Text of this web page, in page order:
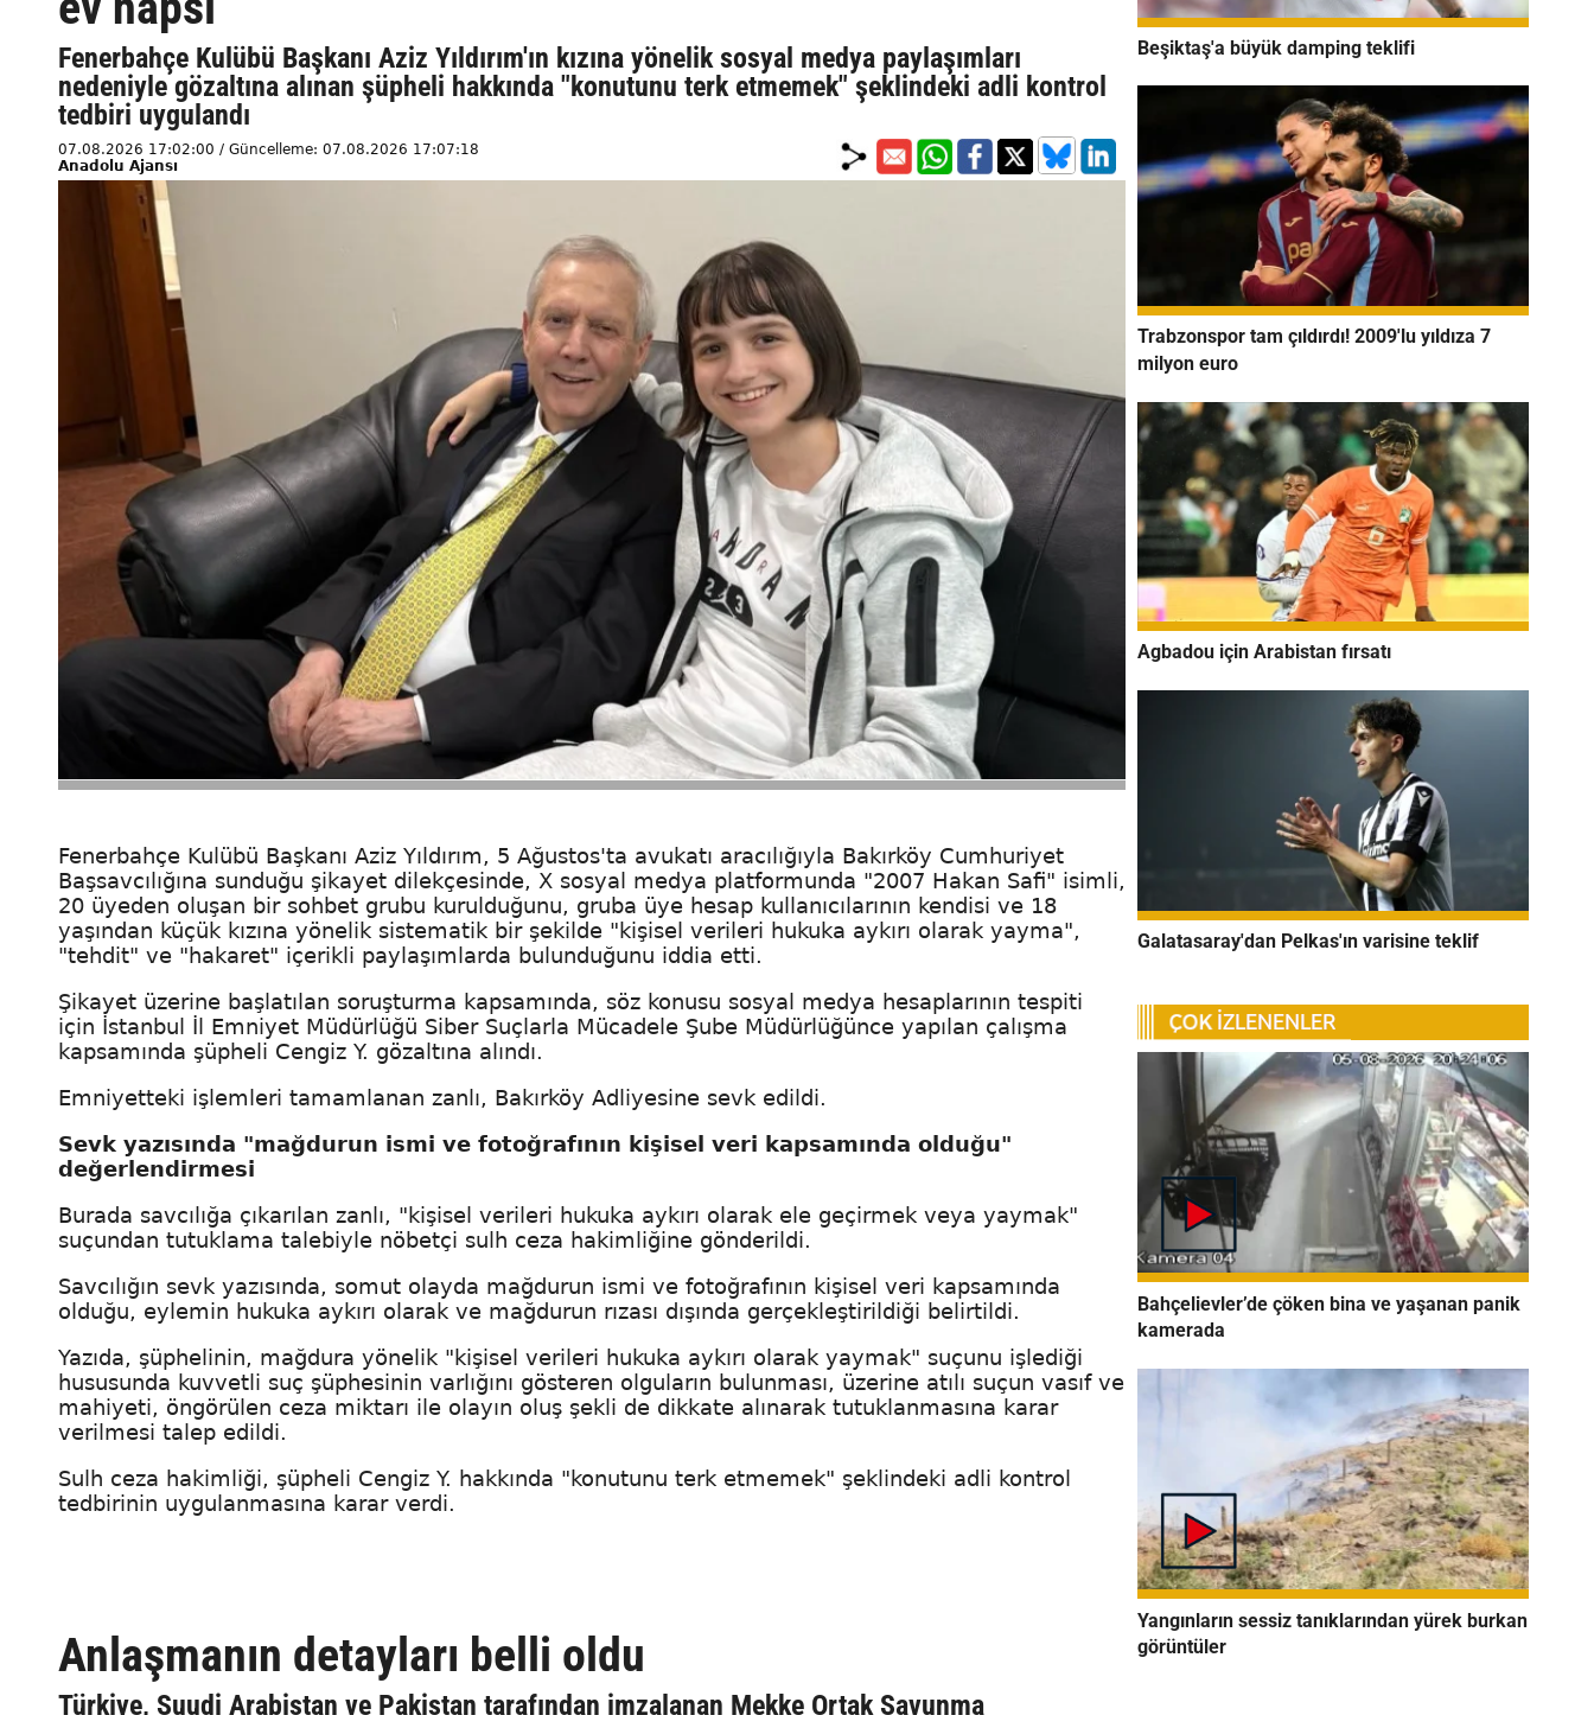
Fenerbahçe Kulübü Başkanı Aziz Yıldırım'ın kızına yönelik sosyal medya paylaşımları
nedeniyle gözaltına alınan şüpheli hakkında "konutunu terk etmemek" şeklindeki adli kontrol
tedbiri uygulandı
07.08.2026 17:02:00 / Güncelleme: 07.08.2026 17:07:18
Anadolu Ajansı
Fenerbahçe Kulübü Başkanı Aziz Yıldırım, 5 Ağustos'ta avukatı aracılığıyla Bakırköy Cumhuriyet
Başsavcılığına sunduğu şikayet dilekçesinde, X sosyal medya platformunda "2007 Hakan Safi" isimli,
20 üyeden oluşan bir sohbet grubu kurulduğunu, gruba üye hesap kullanıcılarının kendisi ve 18
yaşından küçük kızına yönelik sistematik bir şekilde "kişisel verileri hukuka aykırı olarak yayma",
"tehdit" ve "hakaret" içerikli paylaşımlarda bulunduğunu iddia etti.
Şikayet üzerine başlatılan soruşturma kapsamında, söz konusu sosyal medya hesaplarının tespiti
için İstanbul İl Emniyet Müdürlüğü Siber Suçlarla Mücadele Şube Müdürlüğünce yapılan çalışma
kapsamında şüpheli Cengiz Y. gözaltına alındı.
Emniyetteki işlemleri tamamlanan zanlı, Bakırköy Adliyesine sevk edildi.
Sevk yazısında "mağdurun ismi ve fotoğrafının kişisel veri kapsamında olduğu"
değerlendirmesi
Burada savcılığa çıkarılan zanlı, "kişisel verileri hukuka aykırı olarak ele geçirmek veya yaymak"
suçundan tutuklama talebiyle nöbetçi sulh ceza hakimliğine gönderildi.
Savcılığın sevk yazısında, somut olayda mağdurun ismi ve fotoğrafının kişisel veri kapsamında
olduğu, eylemin hukuka aykırı olarak ve mağdurun rızası dışında gerçekleştirildiği belirtildi.
Yazıda, şüphelinin, mağdura yönelik "kişisel verileri hukuka aykırı olarak yaymak" suçunu işlediği
hususunda kuvvetli suç şüphesinin varlığını gösteren olguların bulunması, üzerine atılı suçun vasıf ve
mahiyeti, öngörülen ceza miktarı ile olayın oluş şekli de dikkate alınarak tutuklanmasına karar
verilmesi talep edildi.
Sulh ceza hakimliği, şüpheli Cengiz Y. hakkında "konutunu terk etmemek" şeklindeki adli kontrol
tedbirinin uygulanmasına karar verdi.
Anlaşmanın detayları belli oldu
Türkiye, Suudi Arabistan ve Pakistan tarafından imzalanan Mekke Ortak Savunma
Beşiktaş'a büyük damping teklifi
Trabzonspor tam çıldırdı! 2009'lu yıldıza 7
milyon euro
Agbadou için Arabistan fırsatı
Galatasaray'dan Pelkas'ın varisine teklif
Bahçelievler’de çöken bina ve yaşanan panik
kamerada
Yangınların sessiz tanıklarından yürek burkan
görüntüler